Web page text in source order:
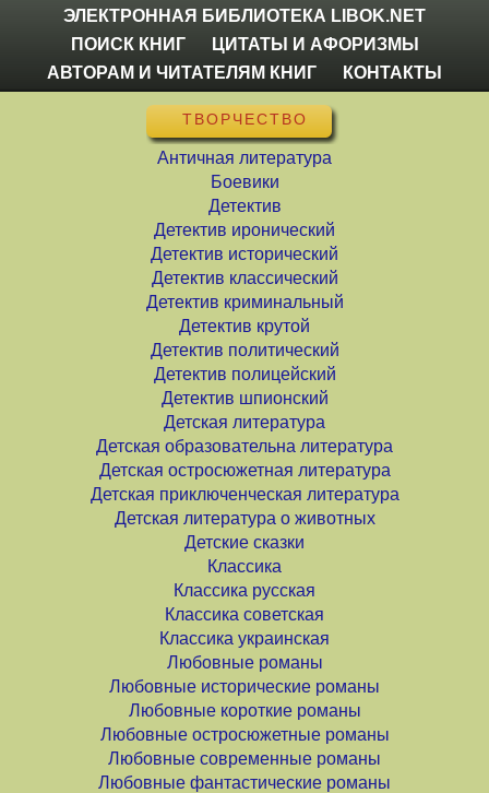
ЭЛЕКТРОННАЯ БИБЛИОТЕКА LIBOK.NET
ПОИСК КНИГ
ЦИТАТЫ И АФОРИЗМЫ
АВТОРАМ И ЧИТАТЕЛЯМ КНИГ
КОНТАКТЫ
ТВОРЧЕСТВО
Античная литература
Боевики
Детектив
Детектив иронический
Детектив исторический
Детектив классический
Детектив криминальный
Детектив крутой
Детектив политический
Детектив полицейский
Детектив шпионский
Детская литература
Детская образовательна литература
Детская остросюжетная литература
Детская приключенческая литература
Детская литература о животных
Детские сказки
Классика
Классика русская
Классика советская
Классика украинская
Любовные романы
Любовные исторические романы
Любовные короткие романы
Любовные остросюжетные романы
Любовные современные романы
Любовные фантастические романы